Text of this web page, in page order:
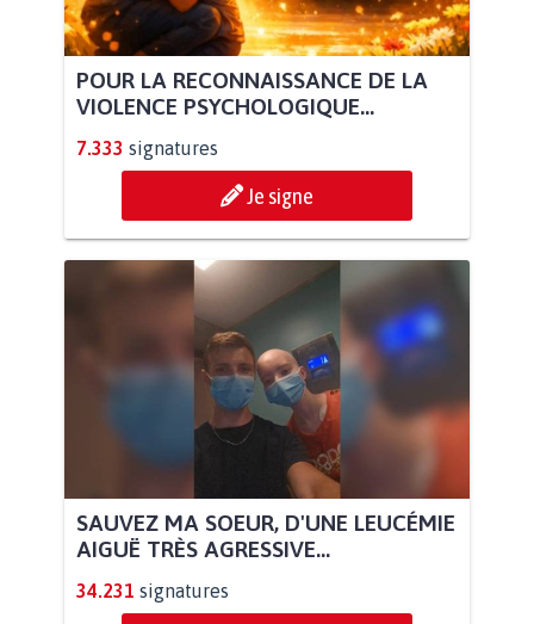
POUR LA RECONNAISSANCE DE LA
VIOLENCE PSYCHOLOGIQUE...
7.333 signatures
Je signe
SAUVEZ MA SOEUR, D'UNE LEUCÉMIE
AIGUË TRÈS AGRESSIVE...
34.231 signatures